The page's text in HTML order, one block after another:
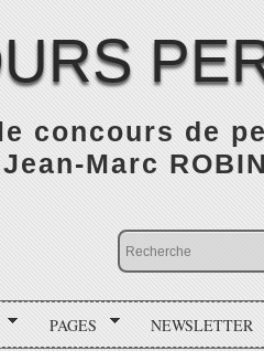
concours de
Marc ROBIN
PAGES NEWSLETTER